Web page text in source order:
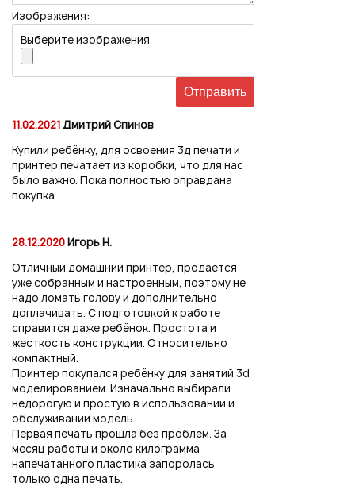
Изображения:
Выберите изображения
11.02.2021Дмитрий Спинов
Купили ребёнку, для освоения 3д печати и
принтер печатает из коробки, что для нас
было важно. Пока полностью оправдана
покупка
28.12.2020Игорь Н.
Отличный домашний принтер, продается
уже собранным и настроенным, поэтому не
надо ломать голову и дополнительно
доплачивать. С подготовкой к работе
справится даже ребёнок. Простота и
жесткость конструкции. Относительно
компактный.
Принтер покупался ребёнку для занятий 3d
моделированием. Изначально выбирали
недорогую и простую в использовании и
обслуживании модель.
Первая печать прошла без проблем. За
месяц работы и около килограмма
напечатанного пластика запоролась
только одна печать.